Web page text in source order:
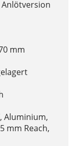
Anlötversion
mm
Aluminium,
mm Reach,